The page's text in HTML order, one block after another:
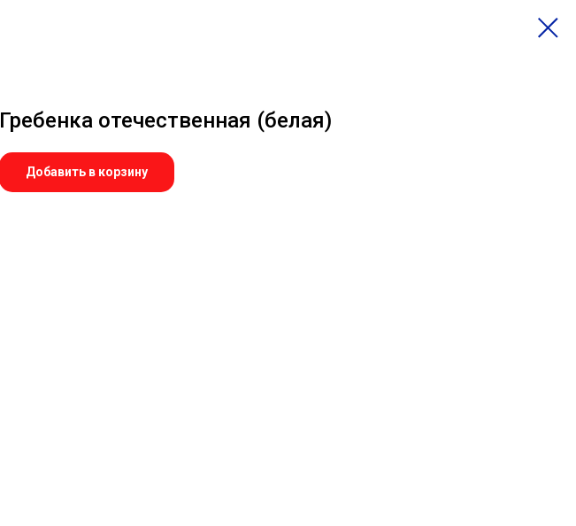
Гребенка отечественная (белая)
Добавить в корзину